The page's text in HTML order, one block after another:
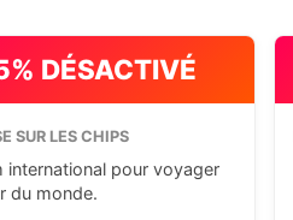
DÉSACTIVÉ
SUR LES CHIPS
international pour voyager
du monde.